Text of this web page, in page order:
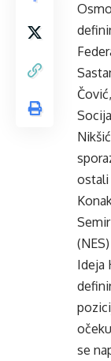
ostali
Ideja
se